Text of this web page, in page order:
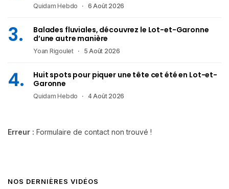
Quidam Hebdo 6 Août 2026
Balades fluviales, découvrez le Lot-et-Garonne
d’une autre manière
Yoan Rigoulet 5 Août 2026
Huit spots pour piquer une tête cet été en Lot-et-
Garonne
Quidam Hebdo 4 Août 2026
Erreur : Formulaire de contact non trouvé !
NOS DERNIÈRES VIDÉOS